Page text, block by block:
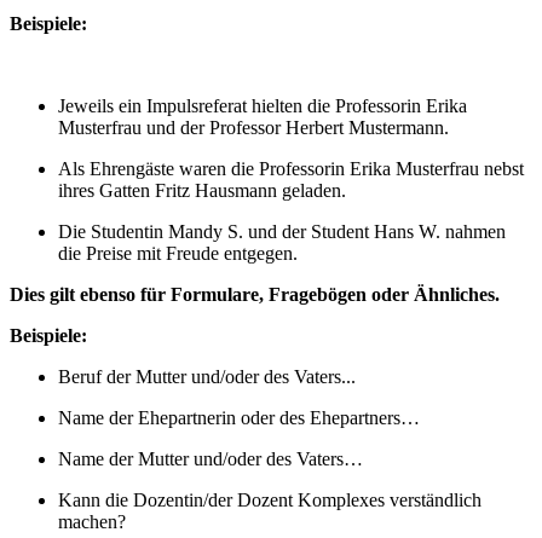
Beispiele:
Jeweils ein Impulsreferat hielten die Professorin Erika
Musterfrau und der Professor Herbert Mustermann.
Als Ehrengäste waren die Professorin Erika Musterfrau nebst
ihres Gatten Fritz Hausmann geladen.
Die Studentin Mandy S. und der Student Hans W. nahmen
die Preise mit Freude entgegen.
Dies gilt ebenso für Formulare, Fragebögen oder Ähnliches.
Beispiele:
Beruf der Mutter und/oder des Vaters...
Name der Ehepartnerin oder des Ehepartners…
Name der Mutter und/oder des Vaters…
Kann die Dozentin/der Dozent Komplexes verständlich
machen?